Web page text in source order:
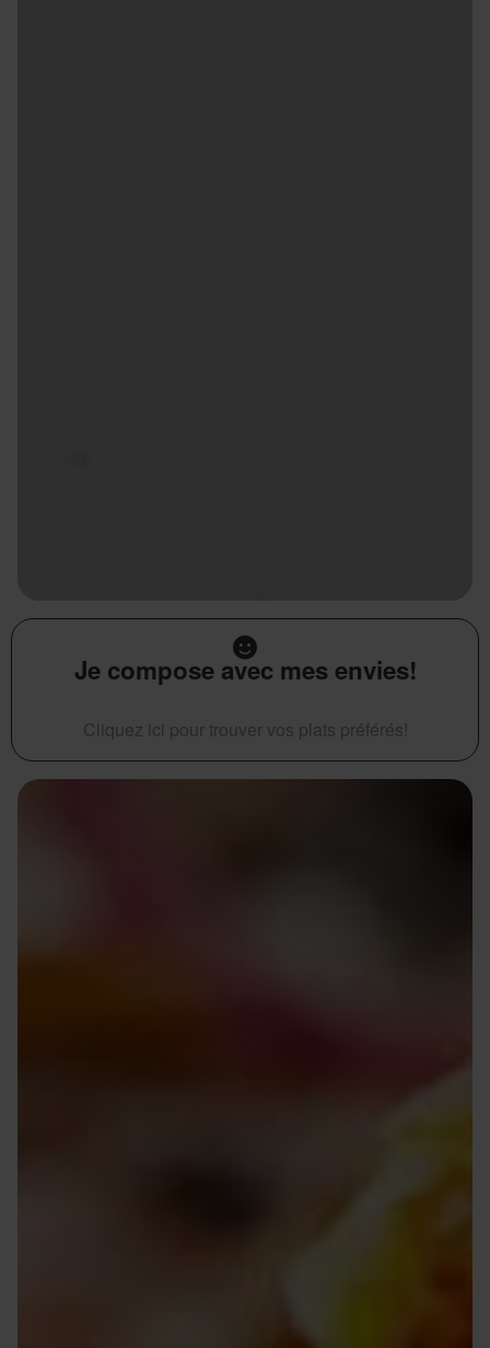
Je compose avec mes envies!
Cliquez ici pour trouver vos plats préférés!